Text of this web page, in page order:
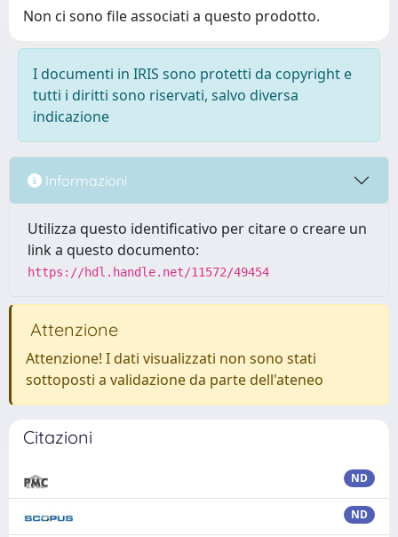
Non ci sono file associati a questo prodotto.
I documenti in IRIS sono protetti da copyright e
tutti i diritti sono riservati, salvo diversa
indicazione
Informazioni
Utilizza questo identificativo per citare o creare un
link a questo documento:
https://hdl.handle.net/11572/49454
Attenzione
Attenzione! I dati visualizzati non sono stati
sottoposti a validazione da parte dell'ateneo
Citazioni
ND
ND